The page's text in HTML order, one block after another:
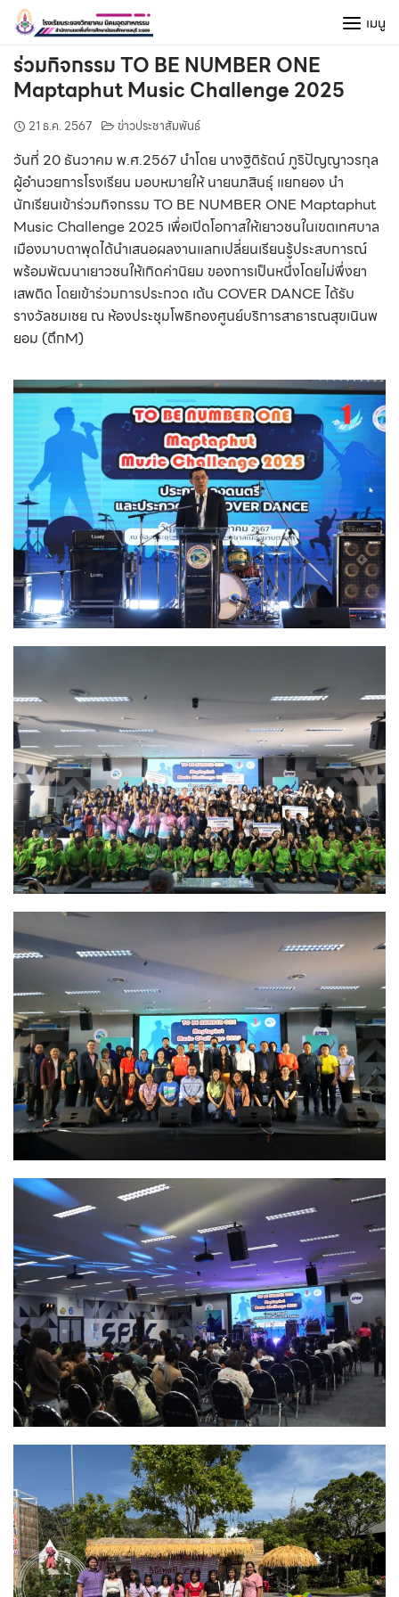
Skip
content
เมนู
ร่วมกิจกรรม TO BE NUMBER ONE
Maptaphut Music Challenge 2025
21 ธ.ค. 2567 ข่าวประชาสัมพันธ์
วันที่ 20 ธันวาคม พ.ศ.2567 นำโดย นางฐิติรัตน์ ภูริปัญญาวรกุล
ผู้อำนวยการโรงเรียน มอบหมายให้ นายนภสินธุ์ แยกยอง นำ
นักเรียนเข้าร่วมกิจกรรม TO BE NUMBER ONE Maptaphut
Music Challenge 2025 เพื่อเปิดโอกาสให้เยาวชนในเขตเทศบาล
เมืองมาบตาพุดได้นำเสนอผลงานแลกเปลี่ยนเรียนรู้ประสบการณ์
พร้อมพัฒนาเยาวชนให้เกิดค่านิยม ของการเป็นหนึ่งโดยไม่พึ่งยา
เสพติด โดยเข้าร่วมการประกวด เต้น COVER DANCE ได้รับ
รางวัลชมเชย ณ ห้องประชุมโพธิทองศูนย์บริการสาธารณสุขเนินพ
ยอม (ตึกM)